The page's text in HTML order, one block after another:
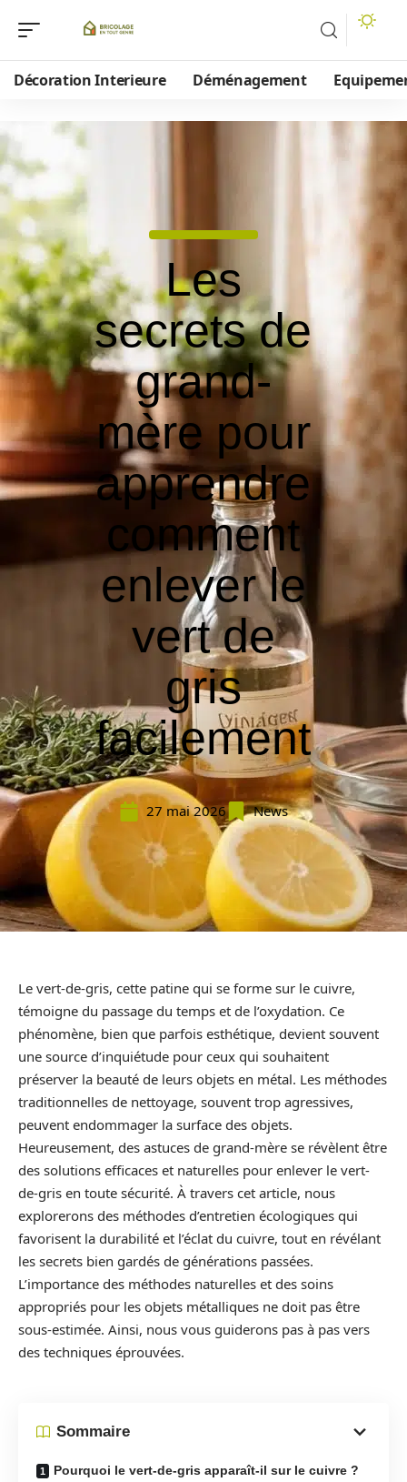
Décoration Interieure Déménagement
Les
secrets de
grand-
mère pour
apprendre
comment
enlever le
vert de
gris
facilement
27 mai 2026 News
Le vert-de-gris, cette patine qui se forme sur le cuivre,
témoigne du passage du temps et de l’oxydation. Ce
phénomène, bien que parfois esthétique, devient souvent
une source d’inquiétude pour ceux qui souhaitent
préserver la beauté de leurs objets en métal. Les méthodes
traditionnelles de nettoyage, souvent trop agressives,
peuvent endommager la surface des objets.
Heureusement, des astuces de grand-mère se révèlent être
des solutions efficaces et naturelles pour enlever le vert-
de-gris en toute sécurité. À travers cet article, nous
explorerons des méthodes d’entretien écologiques qui
favorisent la durabilité et l’éclat du cuivre, tout en révélant
les secrets bien gardés de générations passées.
L’importance des méthodes naturelles et des soins
appropriés pour les objets métalliques ne doit pas être
sous-estimée. Ainsi, nous vous guiderons pas à pas vers
des techniques éprouvées.
Sommaire
Pourquoi le vert-de-gris apparaît-il sur le cuivre ?